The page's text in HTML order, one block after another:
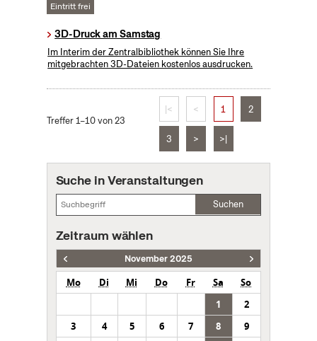
Eintritt frei
3D-Druck am Samstag
Im Interim der Zentralbibliothek können Sie Ihre
mitgebrachten 3D-Dateien kostenlos ausdrucken.
Treffer 1–10 von 23
|< < 1 2
3 > >|
Suche in Veranstaltungen
Suchen
Zeitraum wählen
November 2025
Mo Di Mi Do Fr Sa
So
1
2
3
4 5 6 7 8
9